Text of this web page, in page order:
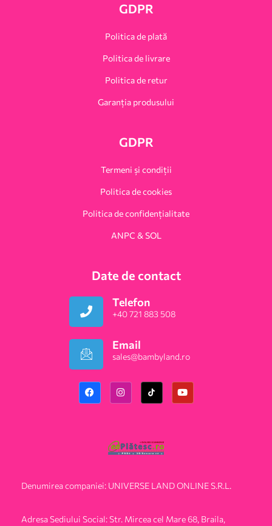
GDPR
Politica de plată
Politica de livrare
Politica de retur
Garanția produsului
GDPR
Termeni și condiții
Politica de cookies
Politica de confidențialitate
ANPC & SOL
Date de contact
Telefon
+40 721 883 508
Email
sales@bambyland.ro​
Denumirea companiei: UNIVERSE LAND ONLINE S.R.L.
Adresa Sediului Social: Str. Mircea cel Mare 68, Braila,